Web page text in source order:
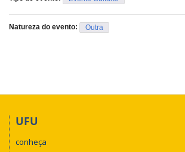
Natureza do evento: Outra
UFU
conheça